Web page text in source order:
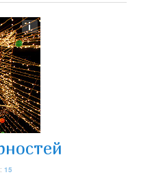
15